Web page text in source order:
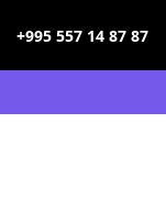
+995 557 14 87 87